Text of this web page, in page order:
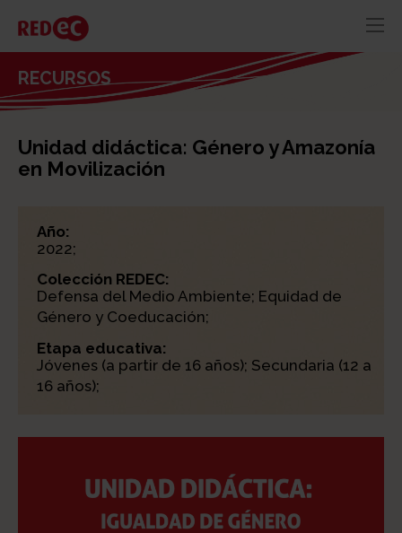
RECURSOS
CONTACTO
RECURSOS
Unidad didáctica: Género y Amazonía
en Movilización
Año:
2022;
Colección REDEC:
Defensa del Medio Ambiente; Equidad de
Género y Coeducación;
Etapa educativa:
Jóvenes (a partir de 16 años); Secundaria (12 a
16 años);